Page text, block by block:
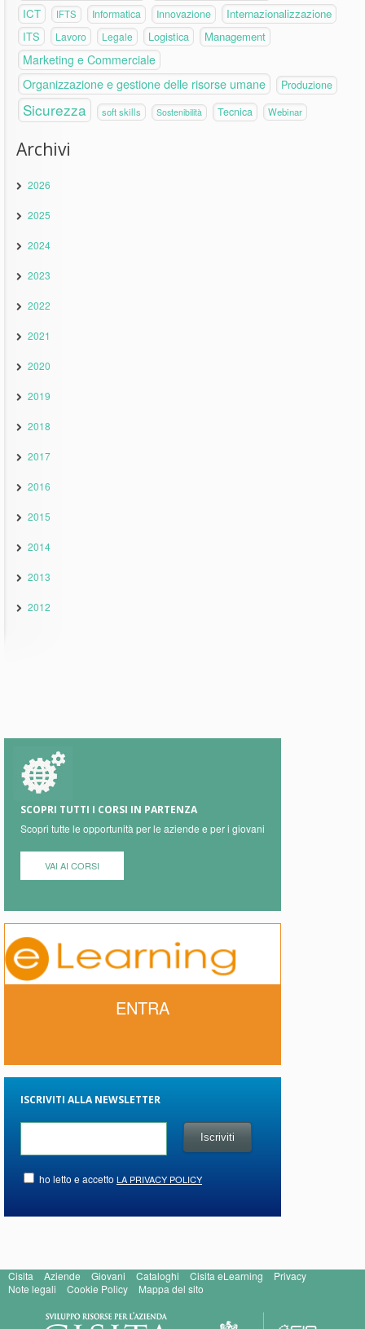
ICT IFTS Informatica Innovazione
Internazionalizzazione
ITS
Lavoro Legale Logistica Management
Marketing e Commerciale
Organizzazione e gestione delle risorse umane Produzione
Sicurezza soft skills Sostenibilità Tecnica Webinar
Archivi
2026
2025
2024
2023
2022
2021
2020
2019
2018
2017
2016
2015
2014
2013
2012
SCOPRI TUTTI I CORSI IN PARTENZA
Scopri tutte le opportunità per le aziende e per i giovani
VAI AI CORSI
ENTRA
ISCRIVITI ALLA NEWSLETTER
ho letto e accetto LA PRIVACY POLICY
Cisita Aziende Giovani Cataloghi Cisita eLearning
Privacy
Note legali
Cookie Policy Mappa del sito